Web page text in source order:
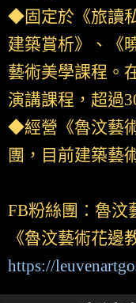
◆固定於《旅讀
建築賞析》、《
藝術美學課程。
演講課程，超過
◆經營《魯汶藝
團，目前建築藝
FB粉絲團：魯汶
《魯汶藝術花邊
https://